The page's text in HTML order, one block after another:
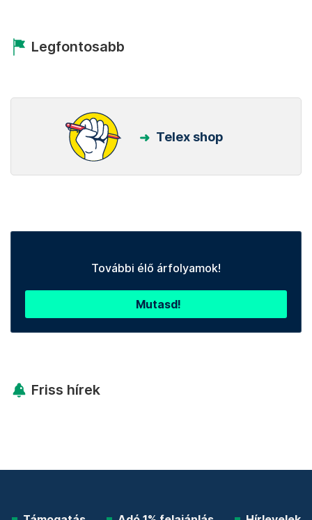
Legfontosabb
Telex shop
További élő árfolyamok!
Mutasd!
Friss hírek